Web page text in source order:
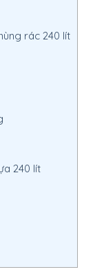
rác 240 lít
240 lít